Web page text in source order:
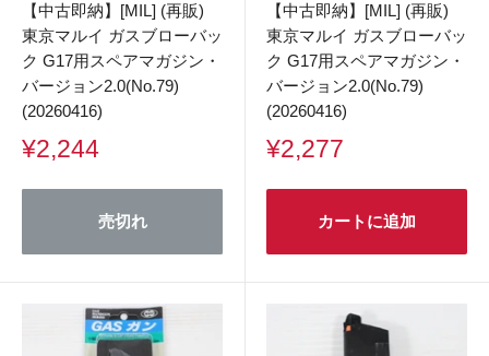
【中古即納】[MIL] (再販)
東京マルイ ガスブローバッ
ク G17用スペアマガジン・
バージョン2.0(No.79)
(20260416)
販
価
¥2,244
売切れ
【中古即納】[MIL] (再販)
東京マルイ ガスブローバッ
ク G17用スペアマガジン・
バージョン2.0(No.79)
(20260416)
販
価
¥2,277
カートに追加